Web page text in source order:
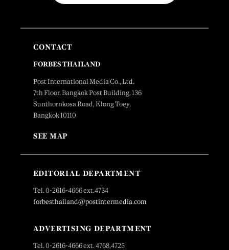
CONTACT
FORBES THAILAND
Post International Media Co., Ltd.
7th Floor, Bangkok Post Building, 136
Sunthornkosa Road, Klong Toey,
Bangkok 10110
SEE MAP
EDITORIAL DEPARTMENT
Tel. 0-2616-4666 ext.4734
forbesthailand@postintermedia.com
ADVERTISING DEPARTMENT
Tel. 0-2616-4666 ext. 4768,4725